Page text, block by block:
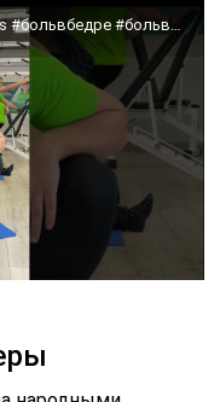
2 Упражнения при БОЛИ В БЕДРЕ #shorts #больвбедре #больвногах